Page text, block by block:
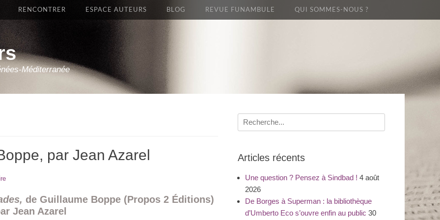
Méditerranée
RENCONTRER ESPACE AUTEURS BLOG REVUE FUNAMBULE QUI SOMMES-NOUS ?
par Jean Azarel
de Guillaume Boppe (Propos 2 Éditions)
Jean Azarel
Recherche
pour
Articles récents
Une question ? Pensez à Sindbad ! 4 août
2026
De Borges à Superman : la bibliothèque
d’Umberto Eco s’ouvre enfin au public 30